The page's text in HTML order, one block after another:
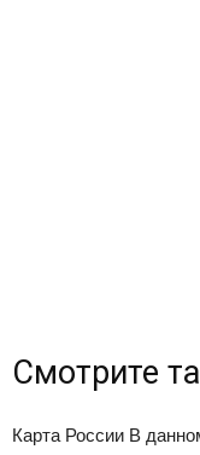
Смотрите
Карта России В